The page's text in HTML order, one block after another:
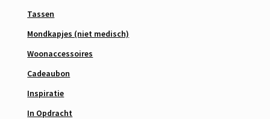
Tassen
Mondkapjes (niet medisch)
Woonaccessoires
Cadeaubon
Inspiratie
In Opdracht